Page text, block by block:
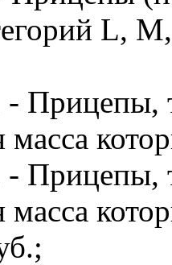
L,
- Прицепы,
масса
- Прицепы,
масса